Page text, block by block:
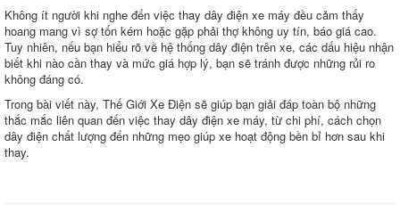
Không ít người khi nghe đến việc thay dây điện xe máy đều cảm thấy
hoang mang vì sợ tốn kém hoặc gặp phải thợ không uy tín, báo giá cao.
Tuy nhiên, nếu bạn hiểu rõ về hệ thống dây điện trên xe, các dấu hiệu nhận
biết khi nào cần thay và mức giá hợp lý, bạn sẽ tránh được những rủi ro
không đáng có.
Trong bài viết này, Thế Giới Xe Điện sẽ giúp bạn giải đáp toàn bộ những
thắc mắc liên quan đến việc thay dây điện xe máy, từ chi phí, cách chọn
dây điện chất lượng đến những mẹo giúp xe hoạt động bền bỉ hơn sau khi
thay.